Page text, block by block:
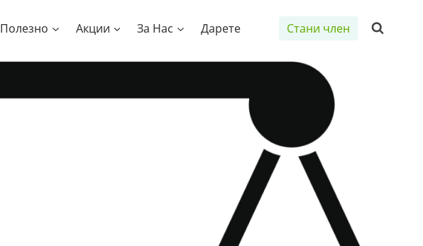
Полезно Акции За Нас Дарете Стани член